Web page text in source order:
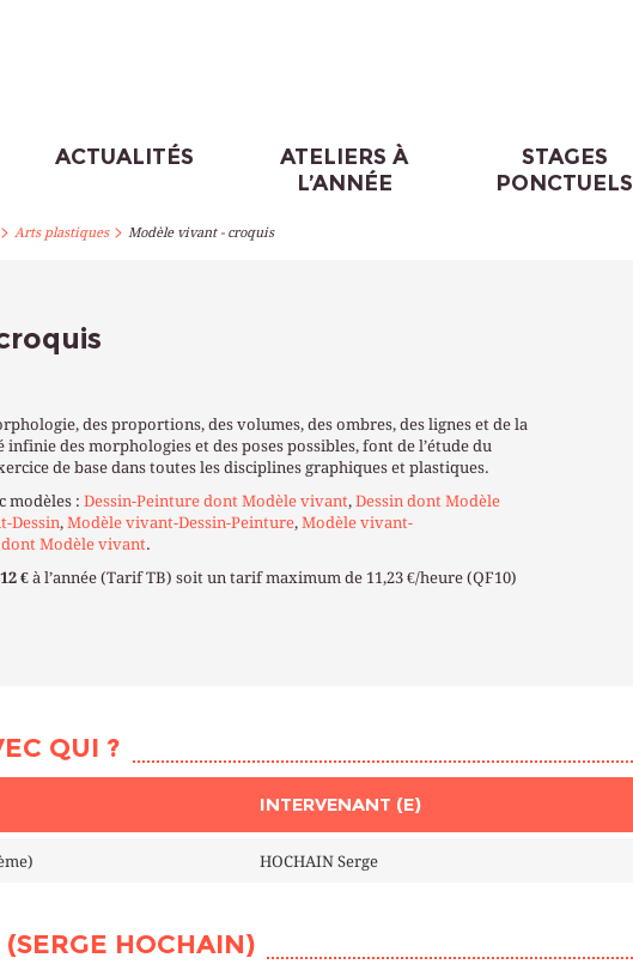
ACTUALITÉS
ATELIERS À
L’ANNÉE
STAGES
PONCTUELS
Arts plastiques> Modèle vivant - croquis
des proportions, des volumes, des ombres, des lignes et de la
des morphologies et des poses possibles, font de l’étude du
de base dans toutes les disciplines graphiques et plastiques.
modèles : Dessin-Peinture dont Modèle vivant, Dessin dont Modèle
Dessin, Modèle vivant-Dessin-Peinture, Modèle vivant-
dont Modèle vivant.
€à l’année (Tarif TB) soit un tarif maximum de 11,23 €/heure (QF10)
QUI ?
INTERVENANT (E)
HOCHAIN Serge
HOCHAIN)